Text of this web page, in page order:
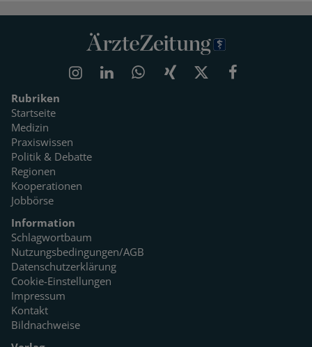
Rubriken
Startseite
Medizin
Praxiswissen
Politik & Debatte
Regionen
Kooperationen
Jobbörse
Information
Schlagwortbaum
Nutzungsbedingungen/AGB
Datenschutzerklärung
Cookie-Einstellungen
Impressum
Kontakt
Bildnachweise